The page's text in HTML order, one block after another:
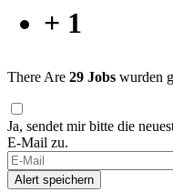
+ 1
There Are 29 Jobs wurden
Ja, sendet mir bitte die
E-Mail zu.
Alert speichern